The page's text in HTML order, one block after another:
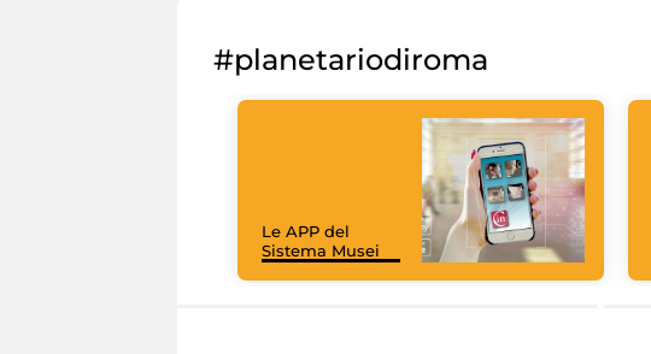
#planetariodiroma
Le APP del
Sistema Musei